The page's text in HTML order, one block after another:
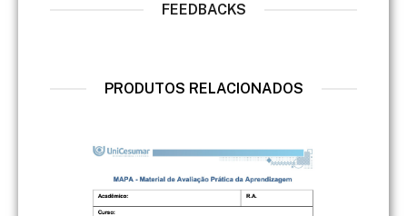
FEEDBACKS
PRODUTOS RELACIONADOS